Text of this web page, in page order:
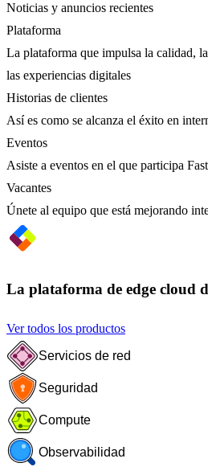
Noticias y anuncios recientes
Plataforma
La plataforma que impulsa la calidad,
las experiencias digitales
Historias de clientes
Así es como se alcanza el éxito en
Eventos
Asiste a eventos en el que participa
Vacantes
Únete al equipo que está mejorando
La plataforma de edge cloud
Ver todos los productos
Servicios de red
Seguridad
Compute
Observabilidad